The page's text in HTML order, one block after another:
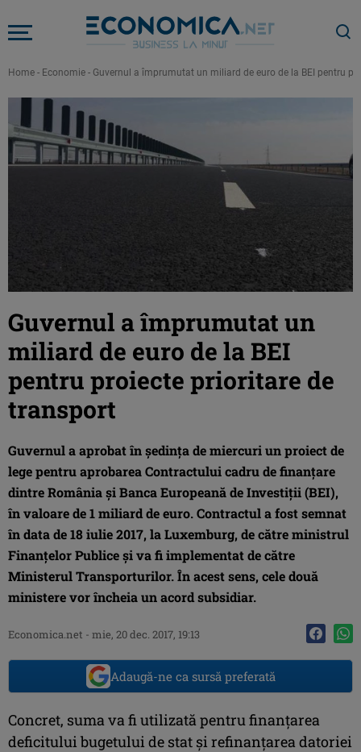
Home - Economie - Guvernul a împrumutat un miliard de euro de la BEI pentru
Guvernul a împrumutat un
miliard de euro de la BEI
pentru proiecte prioritare de
transport
Guvernul a aprobat în şedinţa de miercuri un proiect de
lege pentru aprobarea Contractului cadru de finanţare
dintre România şi Banca Europeană de Investiţii (BEI),
în valoare de 1 miliard de euro. Contractul a fost semnat
în data de 18 iulie 2017, la Luxemburg, de către ministrul
Finanţelor Publice şi va fi implementat de către
Ministerul Transporturilor. În acest sens, cele două
ministere vor încheia un acord subsidiar.
Economica.net - mie, 20 dec. 2017, 19:13
Adaugă-ne ca sursă preferată
Concret, suma va fi utilizată pentru finanţarea
deficitului bugetului de stat şi refinanţarea datoriei